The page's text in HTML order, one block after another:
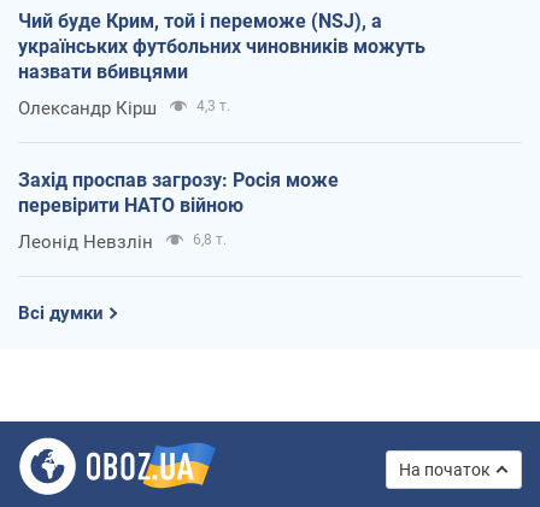
Чий буде Крим, той і переможе (NSJ), а
українських футбольних чиновників можуть
назвати вбивцями
Олександр Кірш 4,3 т.
Захід проспав загрозу: Росія може
перевірити НАТО війною
Леонід Невзлін 6,8 т.
Всі думки
На початок